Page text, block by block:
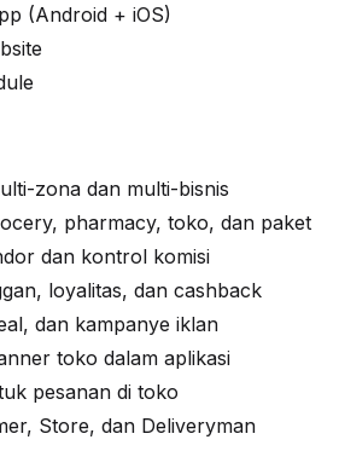
(Android + iOS)
zona dan multi-bisnis
pharmacy, toko, dan paket
dan kontrol komisi
loyalitas, dan cashback
dan kampanye iklan
toko dalam aplikasi
pesanan di toko
Store, dan Deliveryman